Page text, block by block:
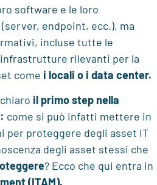
software e le loro
endpoint, ecc.), ma
incluse tutte le
rilevanti per la
come i locali o i data center.
il primo step nella
come si può infatti mettere in
per proteggere degli asset IT
degli asset stessi che
? Ecco che qui entra in
(ITAM).